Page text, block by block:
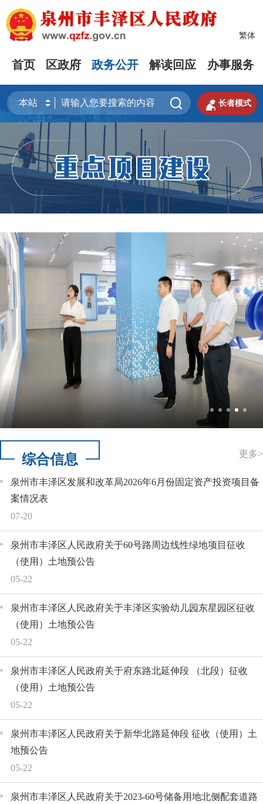
繁体
首页 区政府 政务公开 解读回应 办事服务
  长者模式
综合信息 更多>
07-20
泉州市丰泽区发展和改革局2026年6月份固定资产投资项目备
案情况表
05-22
泉州市丰泽区人民政府关于60号路周边线性绿地项目征收
（使用）土地预公告
05-22
泉州市丰泽区人民政府关于丰泽区实验幼儿园东星园区征收
（使用）土地预公告
05-22
泉州市丰泽区人民政府关于府东路北延伸段 （北段）征收
（使用）土地预公告
05-22
泉州市丰泽区人民政府关于新华北路延伸段 征收（使用）土
地预公告
泉州市丰泽区人民政府关于2023-60号储备用地北侧配套道路